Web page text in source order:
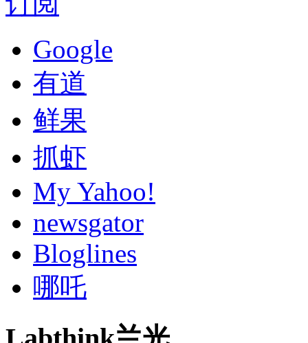
Google
有道
鲜果
抓虾
My Yahoo!
newsgator
Bloglines
哪吒